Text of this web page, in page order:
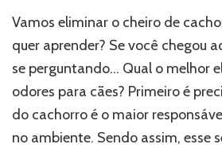
Vamos eliminar o cheiro de
quer aprender? Se você chegou
se perguntando… Qual o melhor
odores para cães? Primeiro é
do cachorro é o maior
no ambiente. Sendo assim, esse